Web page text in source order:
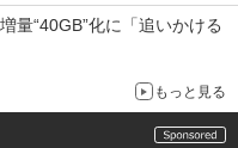
量“40GB”化に「追いかける
もっと見る